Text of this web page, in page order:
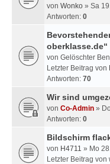
von Wonko » Sa
Antworten: 0
oberklasse.de“
von Gelöschter
Letzter Beitrag von
Antworten: 70
Wir sind
von Co-Admin »
Antworten: 0
Bildschirm
von H4711 » Mo
Letzter Beitrag von